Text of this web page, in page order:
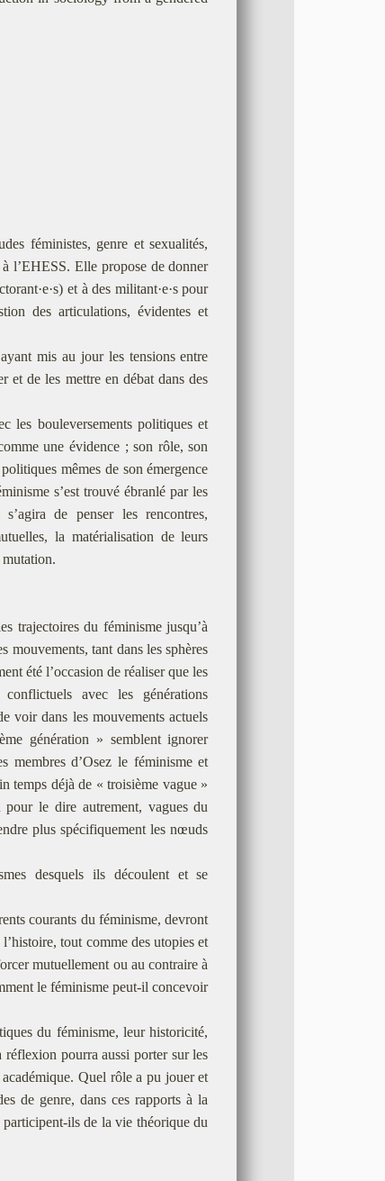
féministes, genre et sexualités,
l’EHESS. Elle propose de donner
et à des militant·e·s pour
des articulations, évidentes et
mis au jour les tensions entre
et de les mettre en débat dans des
les bouleversements politiques et
une évidence ; son rôle, son
mêmes de son émergence
s’est trouvé ébranlé par les
de penser les rencontres,
la matérialisation de leurs
trajectoires du féminisme jusqu’à
mouvements, tant dans les sphères
été l’occasion de réaliser que les
avec les générations
voir dans les mouvements actuels
génération » semblent ignorer
membres d’Osez le féminisme et
temps déjà de « troisième vague »
le dire autrement, vagues du
plus spécifiquement les nœuds
desquels ils découlent et se
courants du féminisme, devront
tout comme des utopies et
mutuellement ou au contraire à
le féminisme peut-il concevoir
du féminisme, leur historicité,
réflexion pourra aussi porter sur les
Quel rôle a pu jouer et
de genre, dans ces rapports à la
ils de la vie théorique du